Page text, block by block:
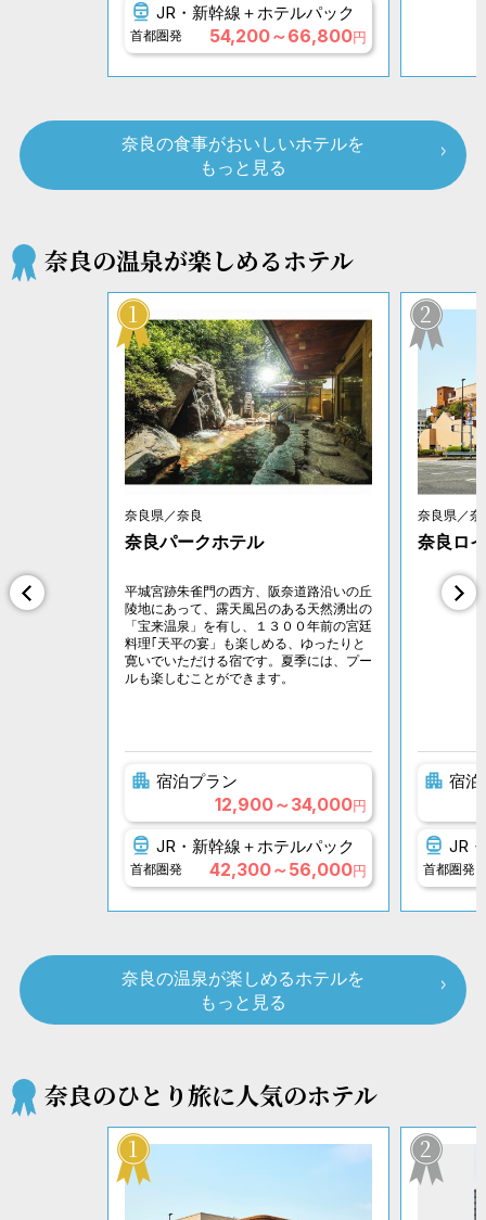
JR・新幹線＋ホテルパック
首都圏発 54,200～66,800円
奈良の食事がおいしいホテルを
もっと見る
奈良の温泉が楽しめるホテル
1
奈良県／奈良
奈良パークホテル
平城宮跡朱雀門の西方、阪奈道路沿いの丘
陵地にあって、露天風呂のある天然湧出の
「宝来温泉」を有し、１３００年前の宮廷
料理｢天平の宴」も楽しめる、ゆったりと
寛いでいただける宿です。夏季には、プー
ルも楽しむことができます。
宿泊プラン
12,900～34,000円
JR・新幹線＋ホテルパック
首都圏発 42,300～56,000円
2
奈良県／奈
奈良ロ
宿泊
JR
首都圏発
奈良の温泉が楽しめるホテルを
もっと見る
奈良のひとり旅に人気のホテル
1 2